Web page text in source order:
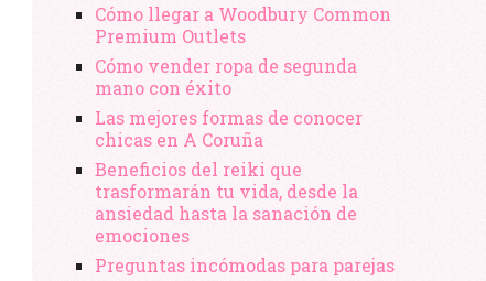
Cómo llegar a Woodbury Common
Premium Outlets
Cómo vender ropa de segunda
mano​ con éxito
Las mejores formas de conocer
chicas en A Coruña
Beneficios del reiki que
trasformarán tu vida, desde la
ansiedad hasta la sanación de
emociones
Preguntas incómodas para parejas